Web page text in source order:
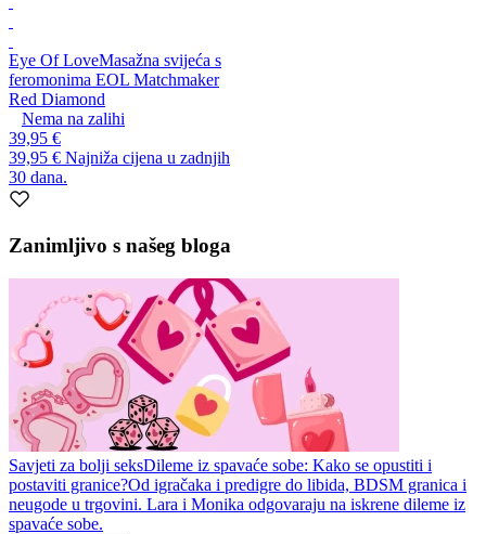
Eye Of LoveMasažna svijeća s
feromonima EOL Matchmaker
Red Diamond
Nema na zalihi
39,95 €
39,95 € Najniža cijena u zadnjih
30 dana.
Zanimljivo s našeg bloga
Savjeti za bolji seksDileme iz spavaće sobe: Kako se opustiti i
postaviti granice?Od igračaka i predigre do libida, BDSM granica i
neugode u trgovini. Lara i Monika odgovaraju na iskrene dileme iz
spavaće sobe.